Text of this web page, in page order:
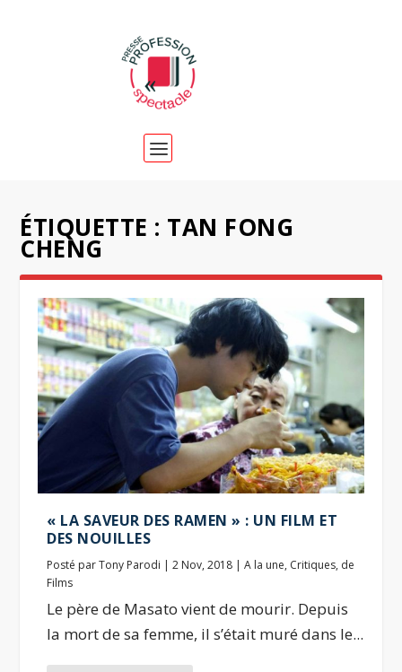
ÉTIQUETTE : TAN FONG
CHENG
« LA SAVEUR DES RAMEN » : UN FILM ET
DES NOUILLES
Posté parTony Parodi |2 Nov, 2018 |A la une, Critiques, de
Films
Le père de Masato vient de mourir. Depuis
la mort de sa femme, il s’était muré dans le...